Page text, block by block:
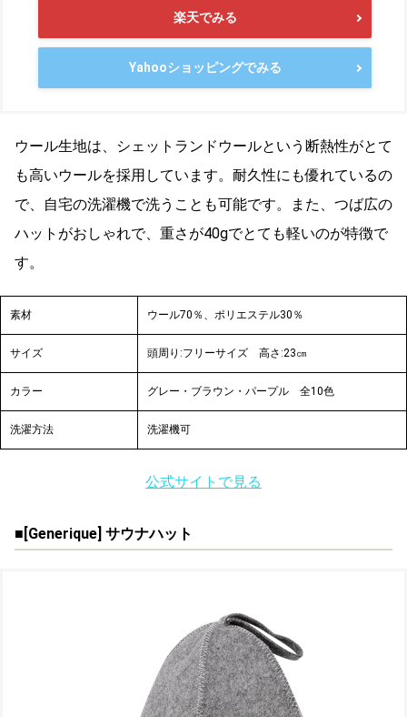
楽天でみる
Yahooショッピングでみる
ウール生地は、シェットランドウールという断熱性がとて
も高いウールを採用しています。耐久性にも優れているの
で、自宅の洗濯機で洗うことも可能です。また、つば広の
ハットがおしゃれで、重さが40gでとても軽いのが特徴で
す。
素材 ウール70％、ポリエステル30％
サイズ 頭周り:フリーサイズ 高さ:23㎝
カラー グレー・ブラウン・パープル 全10色
洗濯方法 洗濯機可
公式サイトで見る
■[Generique] サウナハット